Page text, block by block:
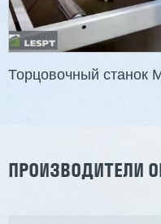
Длина заготовки: 400-
Макс. ширина
Станок проходного типа
Узлы: 4 пилы, 2 фрезы
Торцовочный станок
ПРОИЗВОДИТЕЛИ